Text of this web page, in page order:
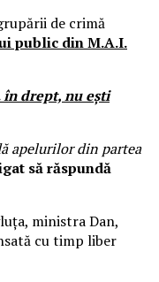
de crimă
public din M.A.I.
drept, nu ești
apelurilor din partea
să răspundă
ministra Dan,
cu timp liber